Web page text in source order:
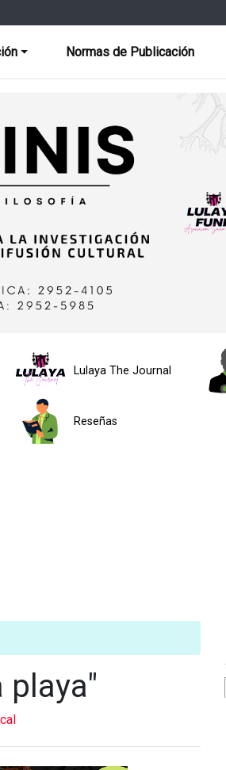
Normas de Publicación
Lulaya The Journal
Reseñas
playa"